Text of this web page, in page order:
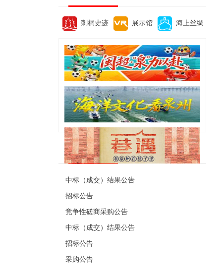
刺桐史迹 展示馆 海上丝绸
便民资讯
中标（成交）结果公告
招标公告
竞争性磋商采购公告
中标（成交）结果公告
招标公告
采购公告